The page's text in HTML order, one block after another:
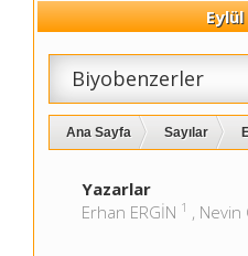
Biyobenzerler
Ana Sayfa Sayılar
Yazarlar
Erhan ERGİN 1 , Nevin